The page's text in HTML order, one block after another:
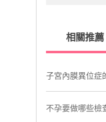
相關推薦
子宮內膜異位症
不孕要做哪些檢